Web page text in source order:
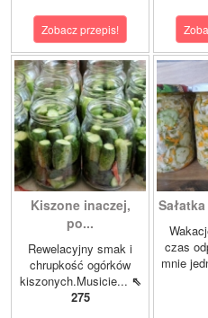
Zobacz przepis!
Kiszone inaczej,
po...
Rewelacyjny smak i
chrupkość ogórków
kiszonych.Musicie... ⇖
275
czas
mnie